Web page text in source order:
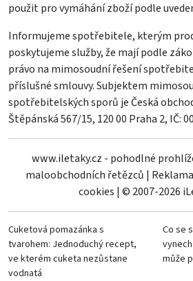
použit pro vymáhání zboží podle
Informujeme spotřebitele, kterým
poskytujeme služby, že mají podle
právo na mimosoudní řešení
příslušné smlouvy. Subjektem
spotřebitelských sporů je Česká
Štěpánská 567/15, 120 00 Praha 2, IČ:
www.iletaky.cz - pohodlné
maloobchodních řetězců | Reklama
cookies | © 2007-2026
Cuketová pomazánka s
tvarohem: Jednoduchý recept,
ve kterém cuketa nezůstane
vodnatá
Co se
může